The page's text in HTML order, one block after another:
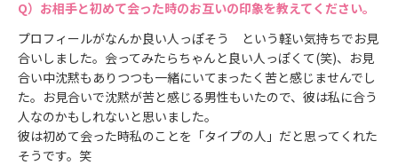
お相手と初めて会った時のお互いの印象を教えてください。
プロフィールがなんか良い人っぽそう という軽い気持ちでお見
合いしました。会ってみたらちゃんと良い人っぽくて(笑)、お見
合い中沈黙もありつつも一緒にいてまったく苦と感じませんでし
た。お見合いで沈黙が苦と感じる男性もいたので、彼は私に合う
人なのかもしれないと思いました。
彼は初めて会った時私のことを「タイプの人」だと思ってくれた
そうです。笑